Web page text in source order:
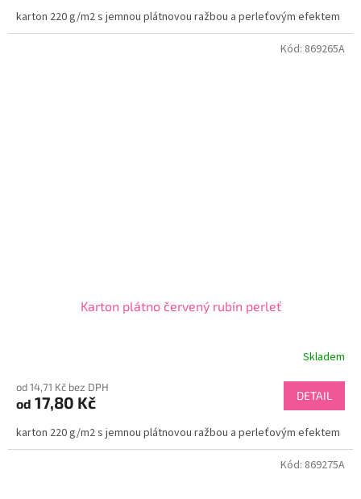
karton 220 g/m2 s jemnou plátnovou ražbou a perleťovým efektem
Karton plátno červený rubín perleť
Skladem
od 14,71 Kč bez DPH
od 17,80 Kč DETAIL
karton 220 g/m2 s jemnou plátnovou ražbou a perleťovým efektem
Kód: 869265A
Kód: 869275A